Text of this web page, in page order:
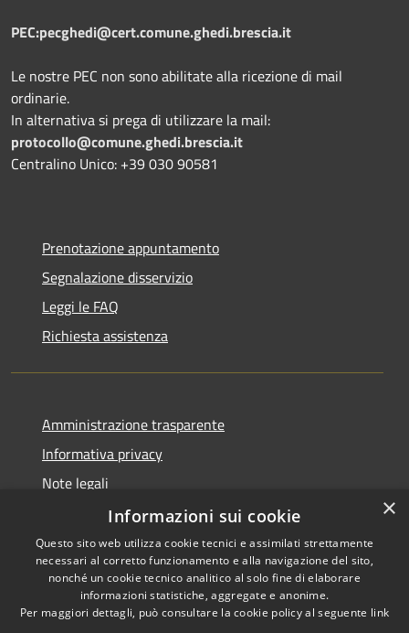
PEC:pecghedi@cert.comune.ghedi.brescia.it
Le nostre PEC non sono abilitate alla ricezione di mail
ordinarie.
In alternativa si prega di utilizzare la mail:
protocollo@comune.ghedi.brescia.it
Centralino Unico: +39 030 90581
Prenotazione appuntamento
Segnalazione disservizio
Leggi le FAQ
Richiesta assistenza
Amministrazione trasparente
Informativa privacy
Note legali
Dichiarazione di accessibilità
RSS
Accessibilità
Copyright © 2026 • Comune di
×
Informazioni sui cookie
Questo sito web utilizza cookie tecnici e assimilati strettamente
necessari al corretto funzionamento e alla navigazione del sito,
nonché un cookie tecnico analitico al solo fine di elaborare
informazioni statistiche, aggregate e anonime.
Per maggiori dettagli, può consultare la cookie policy al seguente link